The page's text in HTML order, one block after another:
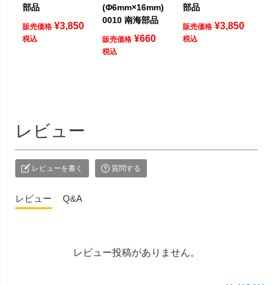
部品
販売価格 ¥3,850
税込
(Φ6mm×16mm)
0010 南海部品
販売価格 ¥660
税込
部品
販売価格 ¥3,850
税込
レビュー
レビューを書く 質問する
レビュー Q&A
レビュー投稿がありません。